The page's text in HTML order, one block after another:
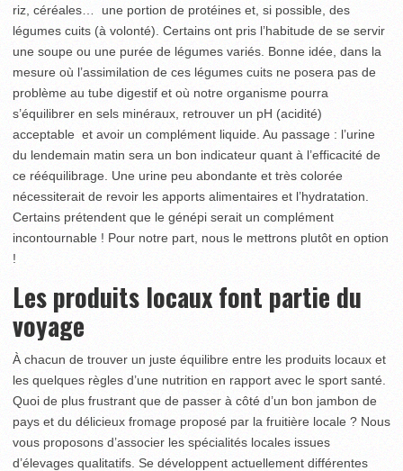
riz, céréales… une portion de protéines et, si possible, des
légumes cuits (à volonté). Certains ont pris l’habitude de se servir
une soupe ou une purée de légumes variés. Bonne idée, dans la
mesure où l’assimilation de ces légumes cuits ne posera pas de
problème au tube digestif et où notre organisme pourra
s’équilibrer en sels minéraux, retrouver un pH (acidité)
acceptable et avoir un complément liquide. Au passage : l’urine
du lendemain matin sera un bon indicateur quant à l’efficacité de
ce rééquilibrage. Une urine peu abondante et très colorée
nécessiterait de revoir les apports alimentaires et l’hydratation.
Certains prétendent que le génépi serait un complément
incontournable ! Pour notre part, nous le mettrons plutôt en option
!
Les produits locaux font partie du
voyage
À chacun de trouver un juste équilibre entre les produits locaux et
les quelques règles d’une nutrition en rapport avec le sport santé.
Quoi de plus frustrant que de passer à côté d’un bon jambon de
pays et du délicieux fromage proposé par la fruitière locale ? Nous
vous proposons d’associer les spécialités locales issues
d’élevages qualitatifs. Se développent actuellement différentes